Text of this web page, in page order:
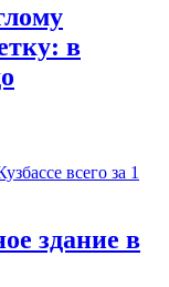
в
здание в